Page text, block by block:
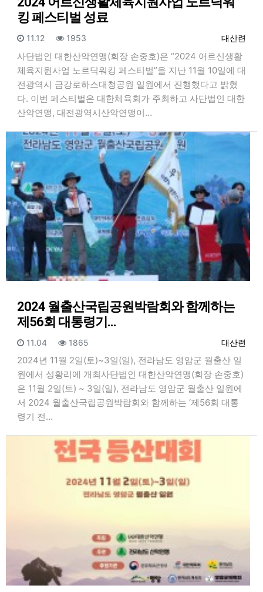
킹 페스티벌 성료
등록자
대산련
등록일
11.12 조회
1953
사단법인 대한산악연맹(회장 손중호)은 “2024 어르신생활
체육지원사업 노르딕워킹 페스티벌”을 지난 11월 10일에 대
전광역시 금강로하스대청공원 일원에서 진행했다고 밝혔
다. 이번 페스티벌은 대한체육회가 주최하고 사단법인 대한
산악연맹, 대전광역시산악연맹이…
2024 월출산국립공원박람회와 함께하는
제56회 대통령기…
등록자
대산련
등록일
11.04 조회
1865
2024년 11월 2일(토)~3일(일), 전라남도 영암군 월출산 일
원에서 성황리에 개최사단법인 대한산악연맹(회장 손중호)
은 11월 2일(토) ~ 3일(일), 전라남도 영암군 월출산 일원에
서 2024 월출산국립공원박람회와 함께하는 ‘제56회 대통
령기 전…